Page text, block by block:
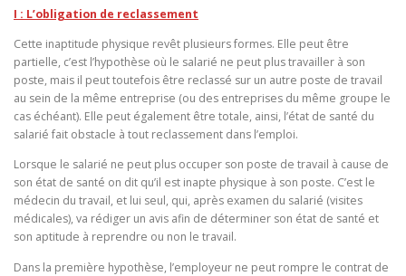
I : L’obligation de reclassement
Cette inaptitude physique revêt plusieurs formes. Elle peut être
partielle, c’est l’hypothèse où le salarié ne peut plus travailler à son
poste, mais il peut toutefois être reclassé sur un autre poste de travail
au sein de la même entreprise (ou des entreprises du même groupe le
cas échéant). Elle peut également être totale, ainsi, l’état de santé du
salarié fait obstacle à tout reclassement dans l’emploi.
Lorsque le salarié ne peut plus occuper son poste de travail à cause de
son état de santé on dit qu’il est inapte physique à son poste. C’est le
médecin du travail, et lui seul, qui, après examen du salarié (visites
médicales), va rédiger un avis afin de déterminer son état de santé et
son aptitude à reprendre ou non le travail.
Dans la première hypothèse, l’employeur ne peut rompre le contrat de